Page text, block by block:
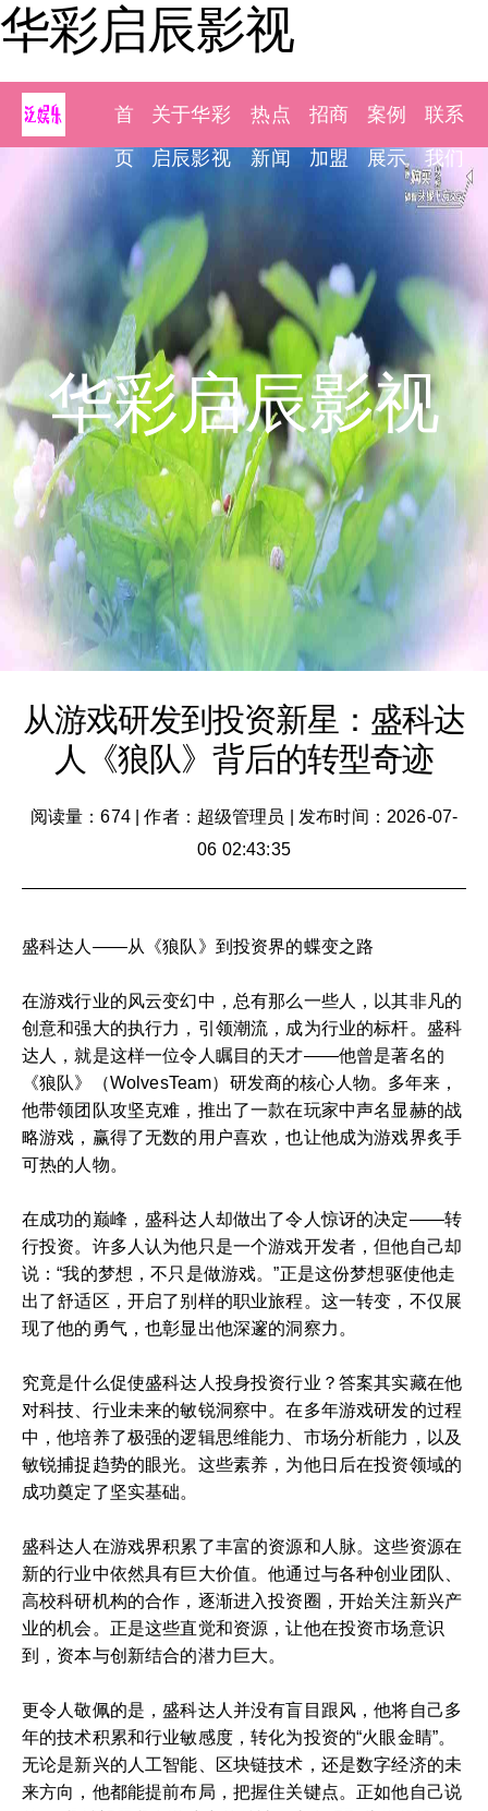
华彩启辰影视
首
页
关于华彩
启辰影视
热点
新闻
招商
加盟
案例
展示
联系
我们
华彩启辰影视
从游戏研发到投资新星：盛科达
人《狼队》背后的转型奇迹
阅读量：674|作者：超级管理员
发布时间：2026-07-
06 02:43:35
盛科达人——从《狼队》到投资界的蝶变之路
在游戏行业的风云变幻中，总有那么一些人，以其非凡的
创意和强大的执行力，引领潮流，成为行业的标杆。盛科
达人，就是这样一位令人瞩目的天才――他曾是著名的
《狼队》（WolvesTeam）研发商的核心人物。多年来，
他带领团队攻坚克难，推出了一款在玩家中声名显赫的战
略游戏，赢得了无数的用户喜欢，也让他成为游戏界炙手
可热的人物。
在成功的巅峰，盛科达人却做出了令人惊讶的决定——转
行投资。许多人认为他只是一个游戏开发者，但他自己却
说：“我的梦想，不只是做游戏。”正是这份梦想驱使他走
出了舒适区，开启了别样的职业旅程。这一转变，不仅展
现了他的勇气，也彰显出他深邃的洞察力。
究竟是什么促使盛科达人投身投资行业？答案其实藏在他
对科技、行业未来的敏锐洞察中。在多年游戏研发的过程
中，他培养了极强的逻辑思维能力、市场分析能力，以及
敏锐捕捉趋势的眼光。这些素养，为他日后在投资领域的
成功奠定了坚实基础。
盛科达人在游戏界积累了丰富的资源和人脉。这些资源在
新的行业中依然具有巨大价值。他通过与各种创业团队、
高校科研机构的合作，逐渐进入投资圈，开始关注新兴产
业的机会。正是这些直觉和资源，让他在投资市场意识
到，资本与创新结合的潜力巨大。
更令人敬佩的是，盛科达人并没有盲目跟风，他将自己多
年的技术积累和行业敏感度，转化为投资的“火眼金睛”。
无论是新兴的人工智能、区块链技术，还是数字经济的未
来方向，他都能提前布局，把握住关键点。正如他自己说